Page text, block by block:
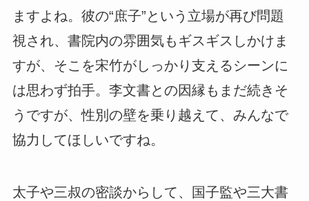
ますよね。彼の“庶子”という立場が再び問題
視され、書院内の雰囲気もギスギスしかけま
すが、そこを宋竹がしっかり支えるシーンに
は思わず拍手。李文書との因縁もまだ続きそ
うですが、性別の壁を乗り越えて、みんなで
協力してほしいですね。
太子や三叔の密談からして、国子監や三大書